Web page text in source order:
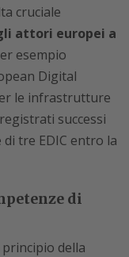
cruciale
attori europei a
esempio
Digital
le infrastrutture
successi
tre EDIC entro la
di
della